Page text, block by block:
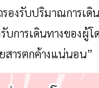
งรับปริมาณการเดิ
ารเดินทางของผู้โ
สารตกค้างแน่นอน”